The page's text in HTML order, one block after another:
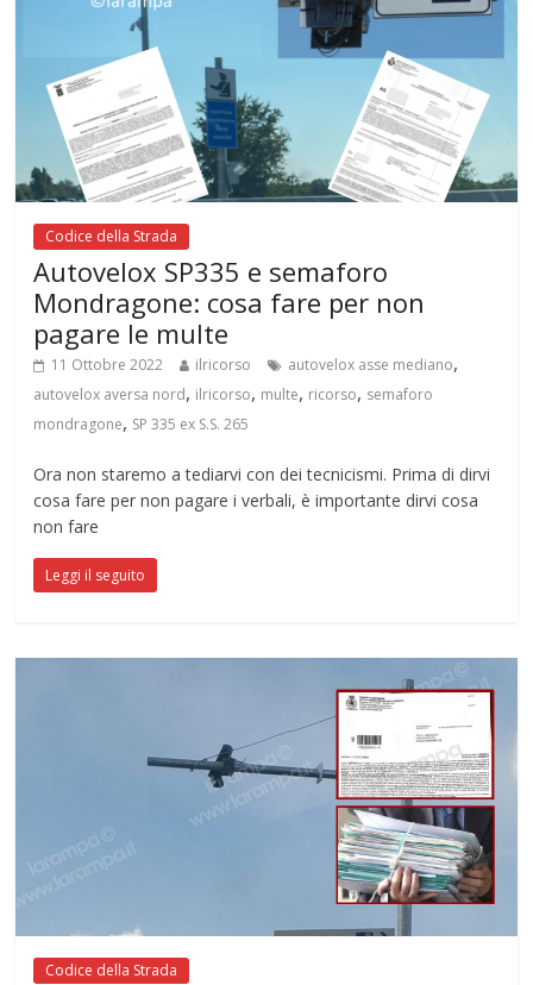
Codice della Strada
Autovelox SP335 e semaforo
Mondragone: cosa fare per non
pagare le multe
11 Ottobre 2022 ilricorso autovelox asse mediano,
autovelox aversa nord, ilricorso, multe, ricorso, semaforo
mondragone, SP 335 ex S.S. 265
Ora non staremo a tediarvi con dei tecnicismi. Prima di dirvi
cosa fare per non pagare i verbali, è importante dirvi cosa
non fare
Leggi il seguito
Codice della Strada